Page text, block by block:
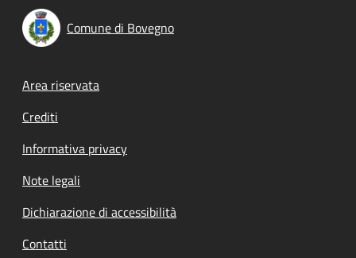
Comune di Bovegno
Footer menu
Area riservata
Crediti
Informativa privacy
Note legali
Dichiarazione di accessibilità
Contatti